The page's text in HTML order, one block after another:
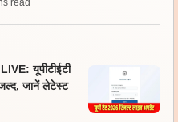
read
यूपीटीईटी
जानें लेटेस्ट